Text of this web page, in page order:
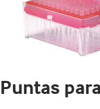
Puntas